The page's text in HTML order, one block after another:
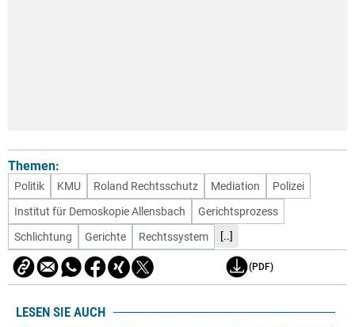
Themen:
Politik KMU Roland Rechtsschutz Mediation
Polizei
Institut für Demoskopie Allensbach
Gerichtsprozess
Schlichtung
Gerichte Rechtssystem [..]
(PDF)
LESEN SIE AUCH